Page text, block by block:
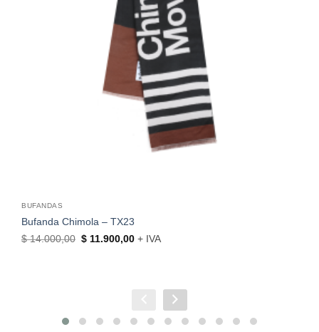
BUFANDAS
Bufanda Chimola – TX23
$14.000,00 El
$ 11.900,00El+ IVA